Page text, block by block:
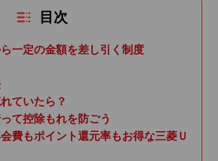
目次
一定の金額を差し引く制度
ていたら？
て控除もれを防ごう
費もポイント還元率もお得な三菱Ｕ